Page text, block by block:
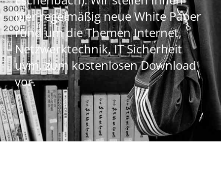
hier regelmäßig neue White Paper
rund um die Themen Internet,
Netzwerktechnik, IT Sicherheit
uvm. zum kostenlosen Download
vor.